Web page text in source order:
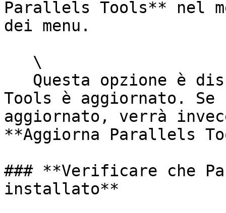
Parallels Tools** nel
dei menu.
Tools è aggiornato.
aggiornato, verrà
**Aggiorna Parallels
### **Verificare che
installato**